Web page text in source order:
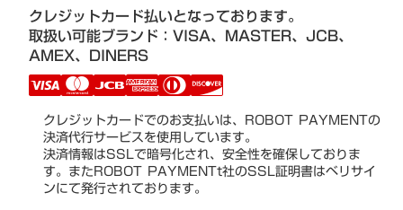
クレジットカード払いとなっております。
取扱い可能ブランド：VISA、MASTER、JCB、
AMEX、DINERS
クレジットカードでのお支払いは、ROBOT PAYMENTの
決済代行サービスを使用しています。
決済情報はSSLで暗号化され、安全性を確保しておりま
す。またROBOT PAYMENTt社のSSL証明書はベリサイ
ンにて発行されております。